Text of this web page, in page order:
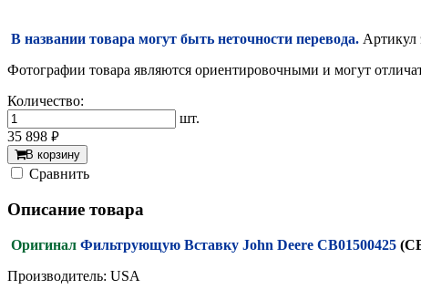
В названии товара могут быть неточности перевода. Артикул
Фотографии товара являются ориентировочными и могут
Количество:
шт.
35 898 руб.
В корзину
Cравнить
Описание товара
Оригинал Фильтрующую Вставку John Deere CB01500425
Производитель: USA